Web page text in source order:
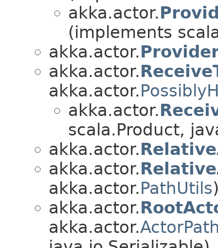
akka.actor.
(implements
akka.actor.
akka.actor.
akka.actor.
akka.actor.
scala.Product,
akka.actor.
akka.actor.
akka.actor.PathUtils
akka.actor.
akka.actor.